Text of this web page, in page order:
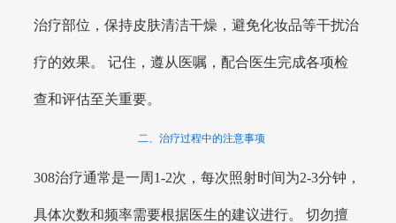
治疗部位，保持皮肤清洁干燥，避免化妆品等干扰治
疗的效果。 记住，遵从医嘱，配合医生完成各项检
查和评估至关重要。
二、治疗过程中的注意事项
308治疗通常是一周1-2次，每次照射时间为2-3分钟，
具体次数和频率需要根据医生的建议进行。 切勿擅